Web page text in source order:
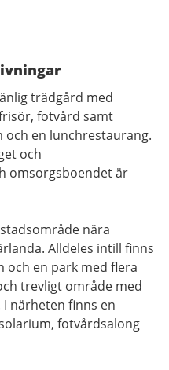
trädgård med
fotvård samt
en lunchrestaurang.
och
omsorgsboendet är
nära
Alldeles intill finns
och en park med flera
trevligt område med
närheten finns en
fotvårdsalong